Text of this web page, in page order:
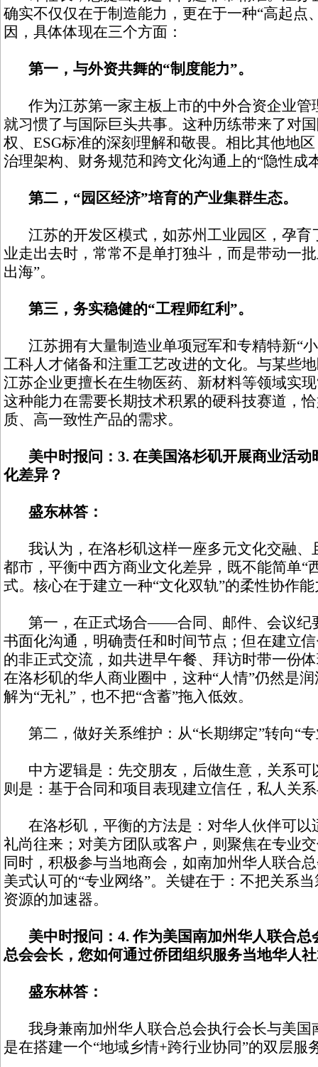
确实不仅仅在于制造能力，更在于一种“高起点
因，具体体现在三个方面：
第一，与外资共舞的“制度能力”。
作为江苏第一家主板上市的中外合资企业管
就习惯了与国际巨头共事。这种历练带来了对
权、ESG标准的深刻理解和敬畏。相比其他地
治理架构、财务规范和跨文化沟通上的“隐性成
第二，“园区经济”培育的产业集群生态。
江苏的开发区模式，如苏州工业园区，孕育
业走出去时，常常不是单打独斗，而是带动一
出海”。
第三，务实稳健的“工程师红利”。
江苏拥有大量制造业单项冠军和专精特新“
工科人才储备和注重工艺改进的文化。与某些
江苏企业更擅长在生物医药、新材料等领域实
这种能力在需要长期技术积累的硬科技赛道，
质、高一致性产品的需求。
美中时报问：3. 在美国洛杉矶开展商业活
化差异？
盛东林答：
我认为，在洛杉矶这样一座多元文化交融、
都市，平衡中西方商业文化差异，既不能简单“
式。核心在于建立一种“文化双轨”的柔性协作
第一，在正式场合——合同、邮件、会议纪
书面化沟通，明确责任和时间节点；但在建立
的非正式交流，如共进早午餐、拜访时带一份
在洛杉矶的华人商业圈中，这种“人情”仍然是
解为“无礼”，也不把“含蓄”拖入低效。
第二，做好关系维护：从“长期绑定”转向“专
中方逻辑是：先交朋友，后做生意，关系可
则是：基于合同和项目表现建立信任，私人关
在洛杉矶，平衡的方法是：对华人伙伴可以
礼尚往来；对美方团队或客户，则聚焦在专业
同时，积极参与当地商会，如南加州华人联合
美式认可的“专业网络”。关键在于：不把关系
资源的加速器。
美中时报问：4. 作为美国南加州华人联合
总会会长，您如何通过侨团组织服务当地华人
盛东林答：
我身兼南加州华人联合总会执行会长与美国
是在搭建一个“地域乡情+跨行业协同”的双层服